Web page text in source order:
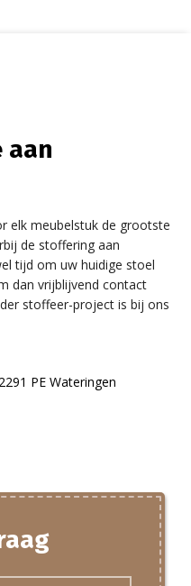
aan
elk meubelstuk de grootste
de stoffering aan
tijd om uw huidige stoel
dan vrijblijvend contact
stoffeer-project is bij ons
PE Wateringen